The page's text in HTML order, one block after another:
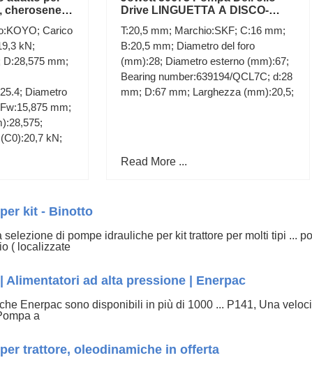
cherosene,
Carico
kN;
D:28,575 mm;
Diametro
mm;
kN;
Drive LINGUETTA A DISCO-
1948-1952 Modelli
T:20,5 mm; Marchio:SKF; C:16 mm;
B:20,5 mm; Diametro del foro
(mm):28; Diametro esterno (mm):67;
Bearing number:639194/QCL7C; d:28
mm; D:67 mm; Larghezza (mm):20,5;
Read More ...
kit - Binotto
selezione di pompe idrauliche per kit trattore per molti tipi ...
( localizzate
Alimentatori ad alta pressione | Enerpac
Enerpac sono disponibili in più di 1000 ... P141, Una
a
trattore, oleodinamiche in offerta